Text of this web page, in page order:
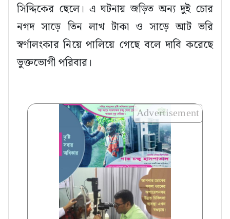
সিদ্দিকের ছেলে। এ ঘটনায় জড়িত অন্য দুই চোর
নগদ সাড়ে তিন লাখ টাকা ও সাড়ে আট ভরি
স্বর্ণালংকার নিয়ে পালিয়ে গেছে বলে দাবি করেছে
ভুক্তভোগী পরিবার।
Advertisement